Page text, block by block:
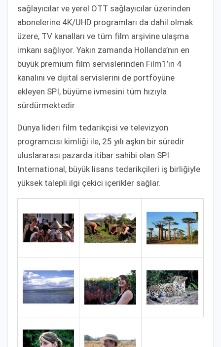
sağlayıcılar ve yerel OTT sağlayıcılar üzerinden
abonelerine 4K/UHD programları da dahil olmak
üzere, TV kanalları ve tüm film arşivine ulaşma
imkanı sağlıyor. Yakın zamanda Hollanda’nın en
büyük premium film servislerinden Film1’ın 4
kanalını ve dijital servislerini de portföyüne
ekleyen SPI, büyüme ivmesini tüm hızıyla
sürdürmektedir.
Dünya lideri film tedarikçisi ve televizyon
programcısı kimliği ile, 25 yılı aşkın bir süredir
uluslararası pazarda itibar sahibi olan SPI
International, büyük lisans tedarikçileri iş birliğiyle
yüksek talepli ilgi çekici içerikler sağlar.